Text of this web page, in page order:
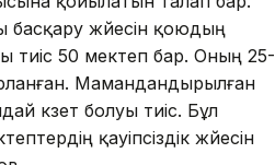
басқару жүйесін қоюдың
тиіс 50 мектеп бар. Оның 25-
Мамандандырылған
күзет болуы тиіс. Бұл
қауіпсіздік жүйесін